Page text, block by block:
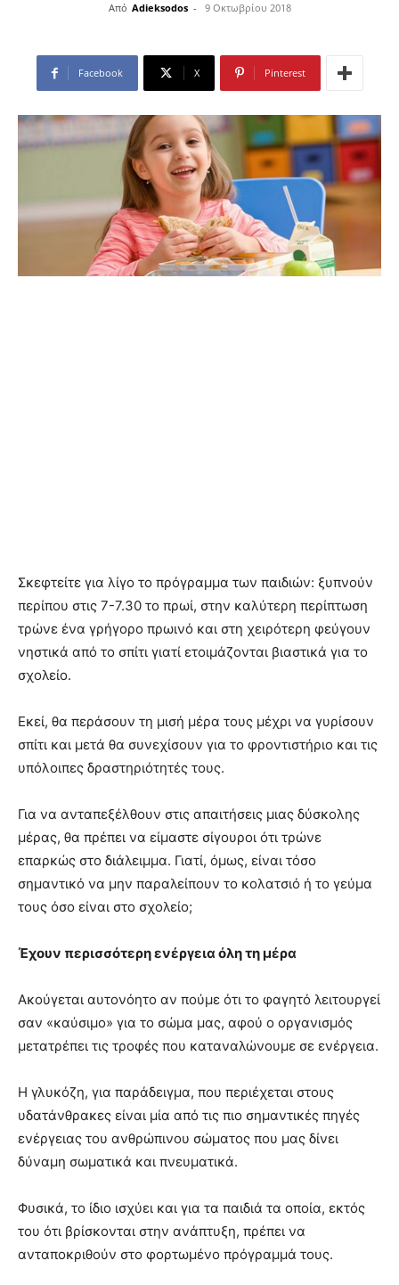
Από Adieksodos - 9 Οκτωβρίου 2018
Facebook X Pinterest
Σκεφτείτε για λίγο το πρόγραμμα των παιδιών: ξυπνούν
περίπου στις 7-7.30 το πρωί, στην καλύτερη περίπτωση
τρώνε ένα γρήγορο πρωινό και στη χειρότερη φεύγουν
νηστικά από το σπίτι γιατί ετοιμάζονται βιαστικά για το
σχολείο.
Εκεί, θα περάσουν τη μισή μέρα τους μέχρι να γυρίσουν
σπίτι και μετά θα συνεχίσουν για το φροντιστήριο και τις
υπόλοιπες δραστηριότητές τους.
Για να ανταπεξέλθουν στις απαιτήσεις μιας δύσκολης
μέρας, θα πρέπει να είμαστε σίγουροι ότι τρώνε
επαρκώς στο διάλειμμα. Γιατί, όμως, είναι τόσο
σημαντικό να μην παραλείπουν το κολατσιό ή το γεύμα
τους όσο είναι στο σχολείο;
Έχουν περισσότερη ενέργεια όλη τη μέρα
Ακούγεται αυτονόητο αν πούμε ότι το φαγητό λειτουργεί
σαν «καύσιμο» για το σώμα μας, αφού ο οργανισμός
μετατρέπει τις τροφές που καταναλώνουμε σε ενέργεια.
Η γλυκόζη, για παράδειγμα, που περιέχεται στους
υδατάνθρακες είναι μία από τις πιο σημαντικές πηγές
ενέργειας του ανθρώπινου σώματος που μας δίνει
δύναμη σωματικά και πνευματικά.
Φυσικά, το ίδιο ισχύει και για τα παιδιά τα οποία, εκτός
του ότι βρίσκονται στην ανάπτυξη, πρέπει να
ανταποκριθούν στο φορτωμένο πρόγραμμά τους.